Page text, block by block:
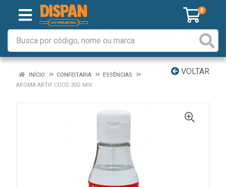
0
VOLTAR
INÍCIO CONFEITARIA
ESSÊNCIAS
AROMA ARTIF COCO 30G MIX